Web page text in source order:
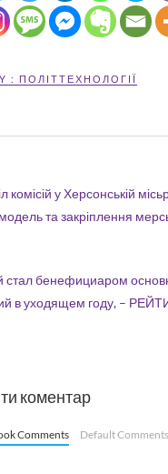
: ПОЛІТТЕХНОЛОГІЇ
комісій у Херсонській
модель та закріплення
стал бенефициаром
в уходящем году, –
коментар
Comments Default